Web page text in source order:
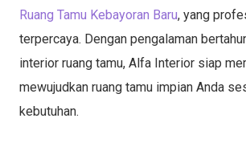
Ruang Tamu Kebayoran Baru, yang
terpercaya. Dengan pengalaman
interior ruang tamu, Alfa Interior siap
mewujudkan ruang tamu impian Anda
kebutuhan.